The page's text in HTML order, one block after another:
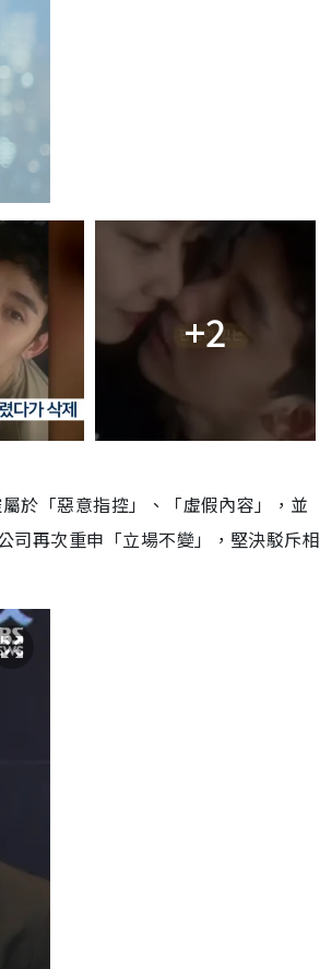
+2
於「惡意指控」、「虛假內容」，並
司再次重申「立場不變」，堅決駁斥相